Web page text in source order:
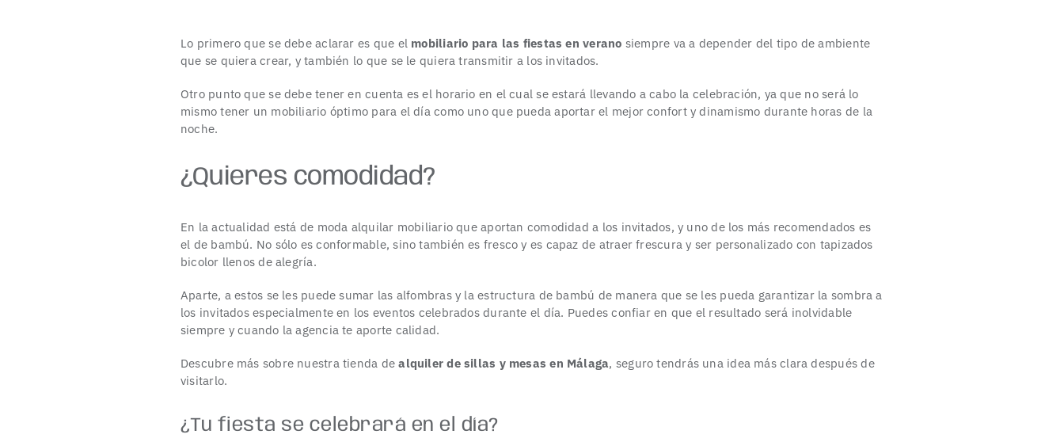
Lo primero que se debe aclarar es que el mobiliario para las fiestas en verano siempre va a depender del tipo de ambiente
que se quiera crear, y también lo que se le quiera transmitir a los invitados.
Otro punto que se debe tener en cuenta es el horario en el cual se estará llevando a cabo la celebración, ya que no será lo
mismo tener un mobiliario óptimo para el día como uno que pueda aportar el mejor confort y dinamismo durante horas de la
noche.
¿Quieres comodidad?
En la actualidad está de moda alquilar mobiliario que aportan comodidad a los invitados, y uno de los más recomendados es
el de bambú. No sólo es conformable, sino también es fresco y es capaz de atraer frescura y ser personalizado con tapizados
bicolor llenos de alegría.
Aparte, a estos se les puede sumar las alfombras y la estructura de bambú de manera que se les pueda garantizar la sombra a
los invitados especialmente en los eventos celebrados durante el día. Puedes confiar en que el resultado será inolvidable
siempre y cuando la agencia te aporte calidad.
Descubre más sobre nuestra tienda dealquiler de sillas y mesas en Málaga, seguro tendrás una idea más clara después de
visitarlo.
¿Tu fiesta se celebrará en el día?